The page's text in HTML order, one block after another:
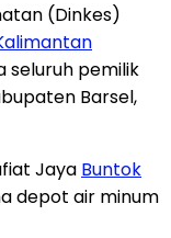
(Dinkes)
seluruh pemilik
Barsel,
Jaya Buntok
depot air minum